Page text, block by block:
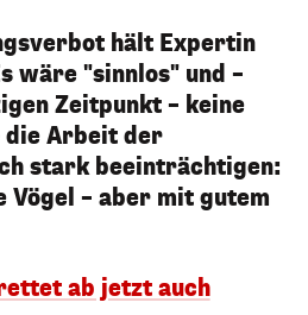
hält Expertin
wäre "sinnlos" und –
Zeitpunkt – keine
die Arbeit der
stark beeinträchtigen:
– aber mit gutem
ab jetzt auch